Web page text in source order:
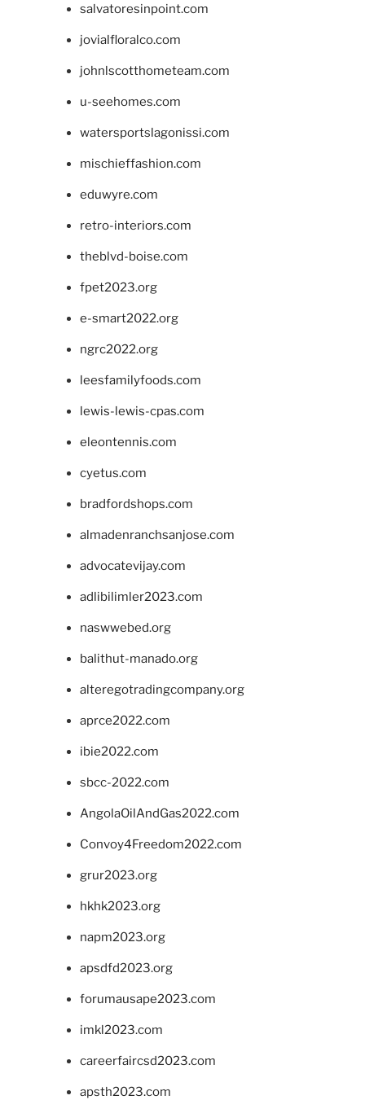
salvatoresinpoint.com
jovialfloralco.com
johnlscotthometeam.com
u-seehomes.com
watersportslagonissi.com
mischieffashion.com
eduwyre.com
retro-interiors.com
theblvd-boise.com
fpet2023.org
e-smart2022.org
ngrc2022.org
leesfamilyfoods.com
lewis-lewis-cpas.com
eleontennis.com
cyetus.com
bradfordshops.com
almadenranchsanjose.com
advocatevijay.com
adlibilimler2023.com
naswwebed.org
balithut-manado.org
alteregotradingcompany.org
aprce2022.com
ibie2022.com
sbcc-2022.com
AngolaOilAndGas2022.com
Convoy4Freedom2022.com
grur2023.org
hkhk2023.org
napm2023.org
apsdfd2023.org
forumausape2023.com
imkl2023.com
careerfaircsd2023.com
apsth2023.com